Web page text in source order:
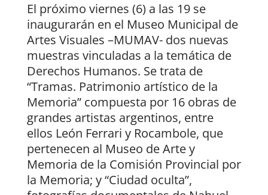
El próximo viernes (6) a las 19 se
inaugurarán en el Museo Municipal de
Artes Visuales –MUMAV- dos nuevas
muestras vinculadas a la temática de
Derechos Humanos. Se trata de
“Tramas. Patrimonio artístico de la
Memoria” compuesta por 16 obras de
grandes artistas argentinos, entre
ellos León Ferrari y Rocambole, que
pertenecen al Museo de Arte y
Memoria de la Comisión Provincial por
la Memoria; y “Ciudad oculta”,